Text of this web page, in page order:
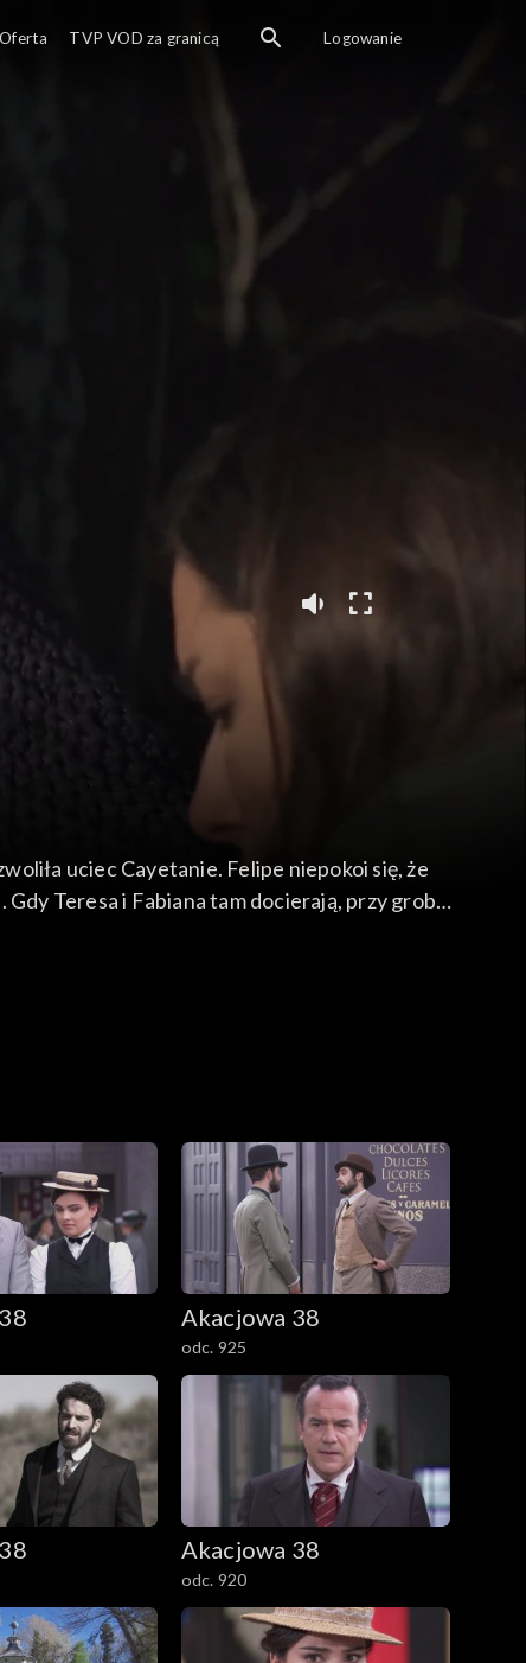
uciec Cayetanie. Felipe niepokoi się, że
Gdy Teresa i Fabiana tam docierają, przy grobie
Akacjowa 38
odc. 925
Akacjowa 38
odc. 920
Oferta TVP VOD za granicą Logowanie